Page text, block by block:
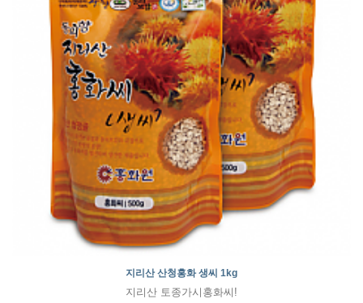
지리산 산청홍화 생씨 1kg
지리산 토종가시홍화씨!